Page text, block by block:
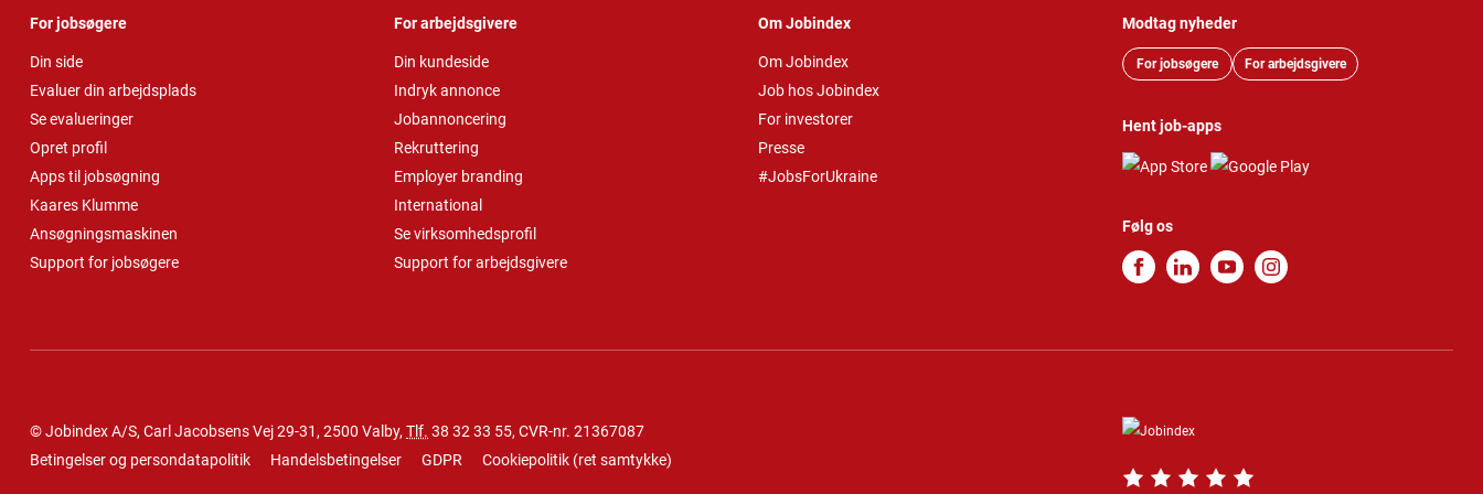
For jobsøgere
Din side
Evaluer din arbejdsplads
Se evalueringer
Opret profil
Apps til jobsøgning
Kaares Klumme
Ansøgningsmaskinen
Support for jobsøgere
For arbejdsgivere
Din kundeside
Indryk annonce
Jobannoncering
Rekruttering
Employer branding
International
Se virksomhedsprofil
Support for arbejdsgivere
Om Jobindex
Om Jobindex
Job hos Jobindex
For investorer
Presse
#JobsForUkraine
Modtag nyheder
For jobsøgere For arbejdsgivere
Hent job-apps
Følg os
© Jobindex A/S, Carl Jacobsens Vej 29-31, 2500 Valby, Tlf. 38 32 33 55, CVR-nr. 21367087
Betingelser og persondatapolitik
Handelsbetingelser GDPR Cookiepolitik (ret samtykke)